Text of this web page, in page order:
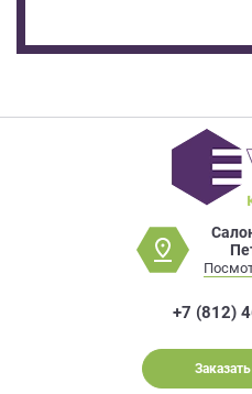
+7 (812)